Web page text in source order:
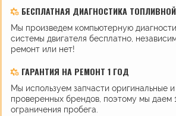
БЕСПЛАТНАЯ ДИАГНОСТИКА
Мы произведем компьютерную
системы двигателя бесплатно,
ремонт или нет!
ГАРАНТИЯ НА РЕМОНТ 1 ГОД
Мы используем запчасти оригинальные и
проверенных брендов, поэтому мы даем
ограничения пробега.